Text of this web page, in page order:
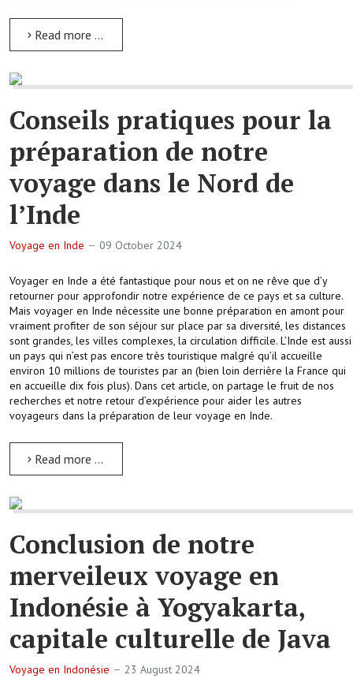
Read more …
Conseils pratiques pour la
préparation de notre
voyage dans le Nord de
l’Inde
Voyage en Inde 09 October 2024
Voyager en Inde a été fantastique pour nous et on ne rêve que d’y
retourner pour approfondir notre expérience de ce pays et sa culture.
Mais voyager en Inde nécessite une bonne préparation en amont pour
vraiment profiter de son séjour sur place par sa diversité, les distances
sont grandes, les villes complexes, la circulation difficile. L’Inde est aussi
un pays qui n’est pas encore très touristique malgré qu’il accueille
environ 10 millions de touristes par an (bien loin derrière la France qui
en accueille dix fois plus). Dans cet article, on partage le fruit de nos
recherches et notre retour d’expérience pour aider les autres
voyageurs dans la préparation de leur voyage en Inde.
Read more …
Conclusion de notre
merveileux voyage en
Indonésie à Yogyakarta,
capitale culturelle de Java
Voyage en Indonésie 23 August 2024